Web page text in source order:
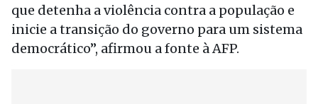
que detenha a violência contra a população e
inicie a transição do governo para um sistema
democrático”, afirmou a fonte à AFP.